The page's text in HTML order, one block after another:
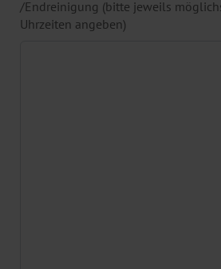
/Endreinigung (bitte jeweils
Uhrzeiten angeben)